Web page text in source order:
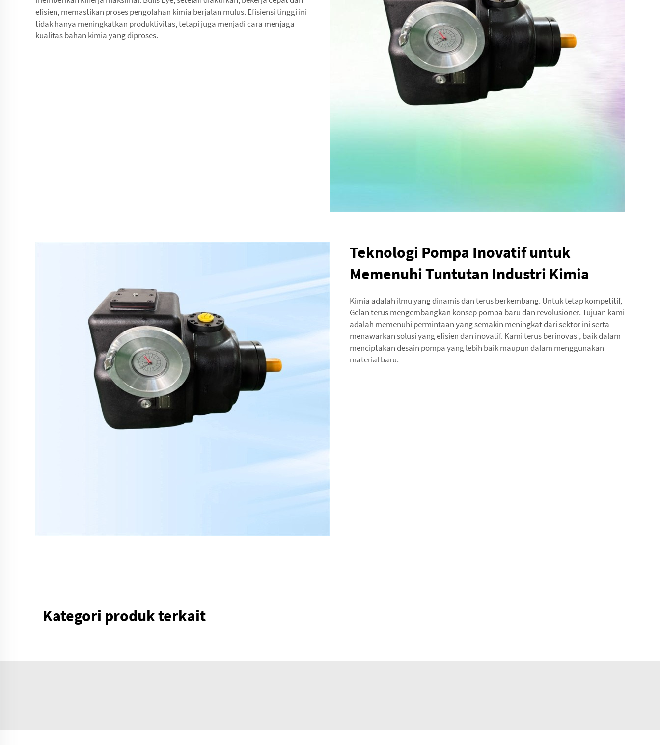
efisien, memastikan proses pengolahan kimia berjalan mulus. Efisiensi tinggi ini
tidak hanya meningkatkan produktivitas, tetapi juga menjadi cara menjaga
kualitas bahan kimia yang diproses.
Teknologi Pompa Inovatif untuk
Memenuhi Tuntutan Industri Kimia
Kimia adalah ilmu yang dinamis dan terus berkembang. Untuk tetap kompetitif,
Gelan terus mengembangkan konsep pompa baru dan revolusioner. Tujuan kami
adalah memenuhi permintaan yang semakin meningkat dari sektor ini serta
menawarkan solusi yang efisien dan inovatif. Kami terus berinovasi, baik dalam
menciptakan desain pompa yang lebih baik maupun dalam menggunakan
material baru.
Kategori produk terkait